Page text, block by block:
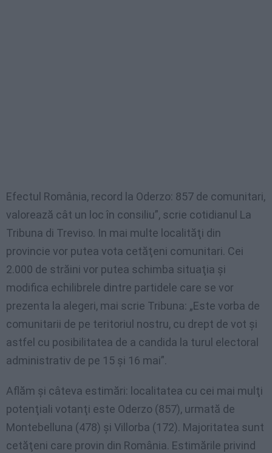
Efectul România, record la Oderzo: 857 de comunitari,
valorează cât un loc în consiliu”, scrie cotidianul La
Tribuna di Treviso. In mai multe localităţi din
provincie vor putea vota cetăţeni comunitari. Cei
2.000 de străini vor putea schimba situaţia şi
modifica echilibrele dintre partidele care se vor
prezenta la alegeri, mai scrie Tribuna: „Este vorba de
comunitarii de pe teritoriul nostru, cu drept de vot şi
astfel cu posibilitatea de a candida la turul electoral
administrativ de pe 15 şi 16 mai”.
Aflăm şi câteva estimări: localitatea cu cei mai mulţi
potenţiali votanţi este Oderzo (857), urmată de
Montebelluna (478) şi Villorba (172). Majoritatea sunt
cetăţeni care provin din România. Estimările privind